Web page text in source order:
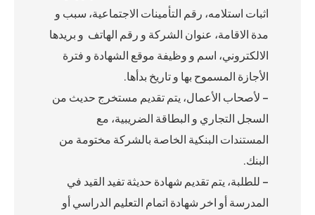
اثبات استلامه، رقم التأمينات الاجتماعية، سبب و
مدة الاقامة، عنوان الشركة و رقم الهاتف و بريدها
الالكتروني، اسم و وظيفة موقع الشهادة و فترة
الأجازة المسموح بها و تاريخ بدأها.
– لأصحاب الأعمال، يتم تقديم مستخرج حديث من
السجل التجاري و البطاقة الضريبية، مع
المستندات البنكية الخاصة بالشركة مختومة من
البنك.
– للطلبة، يتم تقديم شهادة حديثة تفيد القيد في
المدرسة أو اخر شهادة اتمام التعليم الدراسي أو